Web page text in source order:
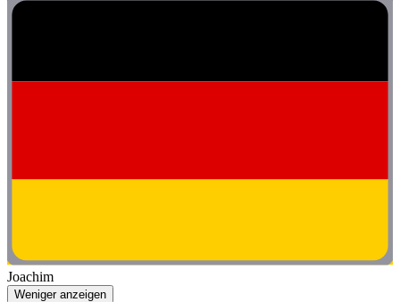
Joachim
Weniger anzeigen